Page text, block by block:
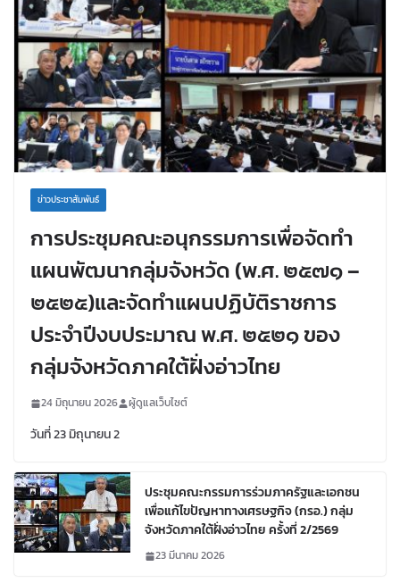
ข่าวประชาสัมพันธ์
การประชุมคณะอนุกรรมการเพื่อจัดทำ
แผนพัฒนากลุ่มจังหวัด (พ.ศ. ๒๕๗๑ –
๒๕๒๕)และจัดทำแผนปฏิบัติราชการ
ประจำปีงบประมาณ พ.ศ. ๒๕๒๑ ของ
กลุ่มจังหวัดภาคใต้ฝั่งอ่าวไทย
24 มิถุนายน 2026 ผู้ดูแลเว็บไซต์
วันที่ 23 มิถุนายน 2
ประชุมคณะกรรมการร่วมภาครัฐและเอกชน
เพื่อแก้ไขปัญหาทางเศรษฐกิจ (กรอ.) กลุ่ม
จังหวัดภาคใต้ฝั่งอ่าวไทย ครั้งที่ 2/2569
23 มีนาคม 2026